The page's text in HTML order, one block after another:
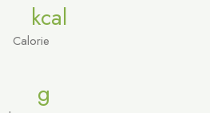
kcal
Calorie
g